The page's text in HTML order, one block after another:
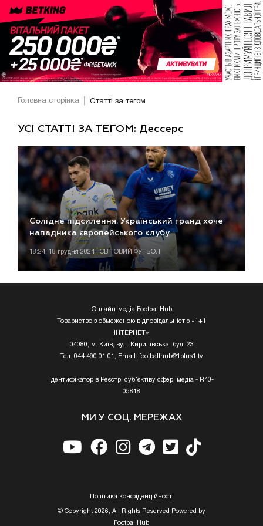
Головна сторінка Статті за тегом
УСІ СТАТТІ ЗА ТЕГОМ: Дессерс
Солідне підсилення. Український гранд хоче
нападника європейського клубу
18:24, 18 грудня 2024 | СВІТОВИЙ ФУТБОЛ
Онлайн-медіа FootballHub
Товариство з обмеженою відповідальністю «1+1
ІНТЕРНЕТ»
04080, м. Київ, вул. Кирилівська, буд. 23
Тел. 044 490 01 01, Email: footballhub@1plus1.tv
Ідентифікатор в Реєстрі суб’єктіву сфері медіа - R40-
05818
МИ У СОЦ. МЕРЕЖАХ
Полiтика конфiденцiйностi
© Copyright 2026, All Rights Reserved Powered by
FootballHub